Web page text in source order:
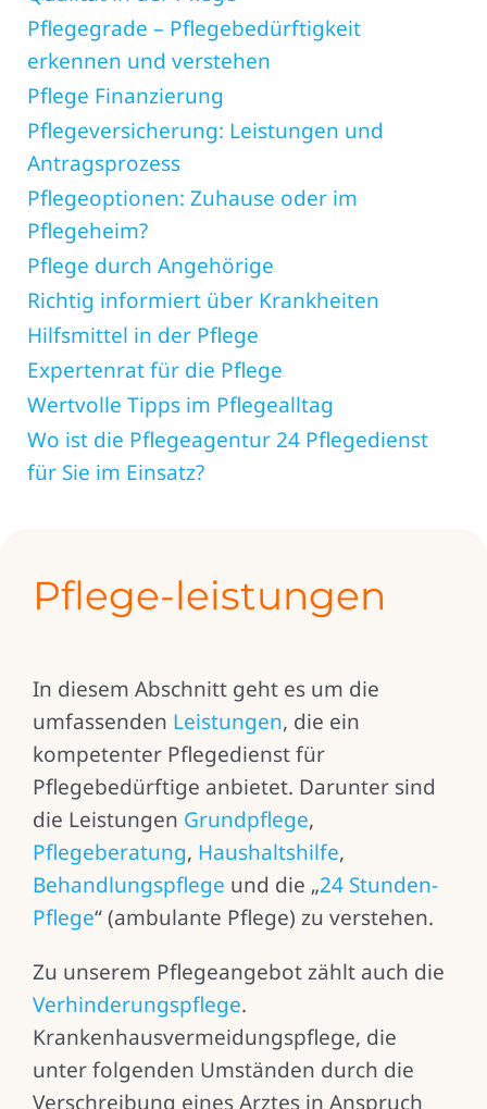
Pflegegrade – Pflegebedürftigkeit
erkennen und verstehen
Pflege Finanzierung
Pflegeversicherung: Leistungen und
Antragsprozess
Pflegeoptionen: Zuhause oder im
Pflegeheim?
Pflege durch Angehörige
Richtig informiert über Krankheiten
Hilfsmittel in der Pflege
Expertenrat für die Pflege
Wertvolle Tipps im Pflegealltag
Wo ist die Pflegeagentur 24 Pflegedienst
für Sie im Einsatz?
Pflege-leistungen
In diesem Abschnitt geht es um die
umfassenden Leistungen, die ein
kompetenter Pflegedienst für
Pflegebedürftige anbietet. Darunter sind
die Leistungen Grundpflege,
Pflegeberatung, Haushaltshilfe,
Behandlungspflege und die „24 Stunden-
Pflege“ (ambulante Pflege) zu verstehen.
Zu unserem Pflegeangebot zählt auch die
Verhinderungspflege.
Krankenhausvermeidungspflege, die
unter folgenden Umständen durch die
Verschreibung eines Arztes in Anspruch